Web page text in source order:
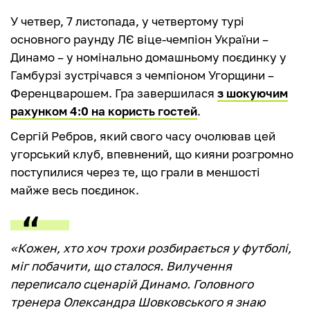
У четвер, 7 листопада, у четвертому турі
основного раунду ЛЄ віце-чемпіон України –
Динамо – у номінально домашньому поєдинку у
Гамбурзі зустрічався з чемпіоном Угорщини –
Ференцварошем. Гра завершилася з шокуючим
рахунком 4:0 на користь гостей.
Сергій Ребров, який свого часу очолював цей
угорський клуб, впевнений, що кияни розгромно
поступилися через те, що грали в меншості
майже весь поєдинок.
«Кожен, хто хоч трохи розбирається у футболі,
міг побачити, що сталося. Вилучення
переписало сценарій Динамо. Головного
тренера Олександра Шовковського я знаю